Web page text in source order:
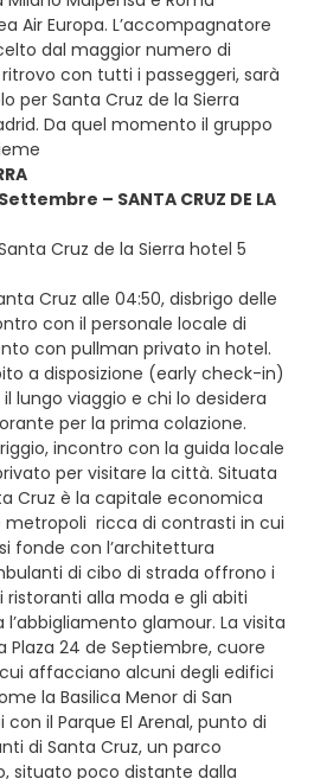
Air Europa. L’accompagnatore
dal maggior numero di
con tutti i passeggeri, sarà
per Santa Cruz de la Sierra
Da quel momento il gruppo
– SANTA CRUZ DE LA
Cruz de la Sierra hotel 5
Cruz alle 04:50, disbrigo delle
con il personale locale di
con pullman privato in hotel.
a disposizione (early check-in)
lungo viaggio e chi lo desidera
per la prima colazione.
incontro con la guida locale
per visitare la città. Situata
Cruz è la capitale economica
metropoli ricca di contrasti in cui
fonde con l’architettura
di cibo di strada offrono i
alla moda e gli abiti
glamour. La visita
Plaza 24 de Septiembre, cuore
affacciano alcuni degli edifici
la Basilica Menor di San
con il Parque El Arenal, punto di
di Santa Cruz, un parco
situato poco distante dalla